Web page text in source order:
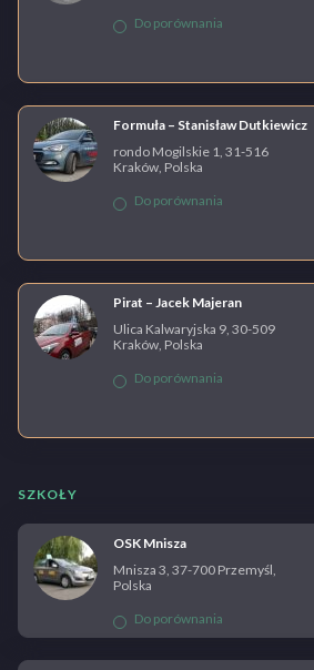
Do porównania
Formuła – Stanisław Dutkiewicz
rondo Mogilskie 1, 31-516
Kraków, Polska
Do porównania
Pirat – Jacek Majeran
Ulica Kalwaryjska 9, 30-509
Kraków, Polska
Do porównania
SZKOŁY
OSK Mnisza
Mnisza 3, 37-700 Przemyśl,
Polska
Do porównania